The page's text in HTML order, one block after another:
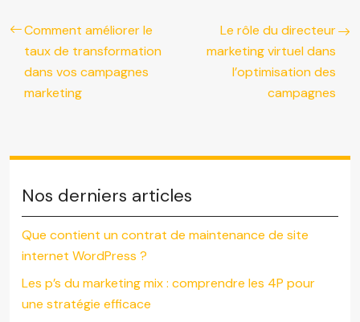
Comment améliorer le
taux de transformation
dans vos campagnes
marketing
Le rôle du directeur
marketing virtuel dans
l’optimisation des
campagnes
Nos derniers articles
Que contient un contrat de maintenance de site
internet WordPress ?
Les p’s du marketing mix : comprendre les 4P pour
une stratégie efficace